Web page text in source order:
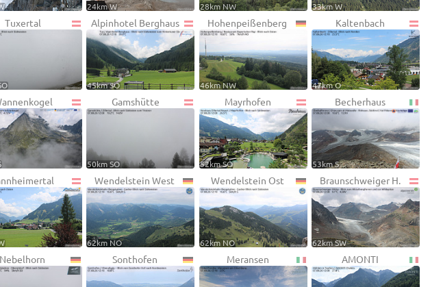
24km W 28km NW 33km W
Tuxertal Alpinhotel Berghaus
45km SO
Hohenpeißenberg
46km NW
Kaltenbach
47km O
Gamshütte
50km SO
Mayrhofen
52km SO
Becherhaus
53km S
Wendelstein West
62km NO
Wendelstein Ost
62km NO
Braunschweiger H.
62km SW
Nebelhorn Sonthofen Meransen AMONTI